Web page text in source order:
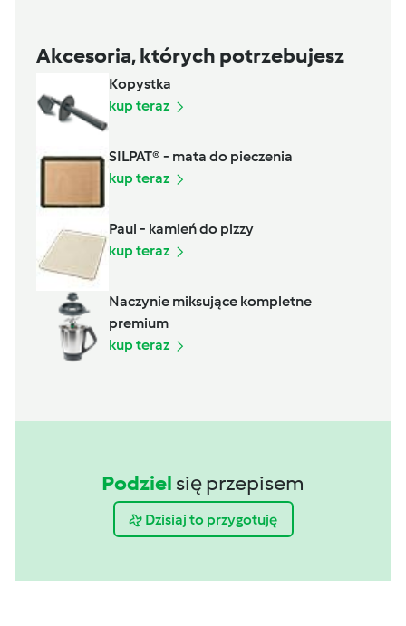
Akcesoria, których potrzebujesz
Kopystka
kup teraz
SILPAT® - mata do pieczenia
kup teraz
Paul - kamień do pizzy
kup teraz
Naczynie miksujące kompletne
premium
kup teraz
Podziel się przepisem
Dzisiaj to przygotuję